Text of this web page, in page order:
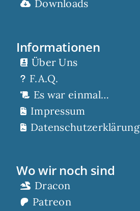
Downloads
Informationen
Über Uns
F.A.Q.
Es war einmal…
Impressum
Datenschutzerklärung
Wo wir noch sind
Dracon
Patreon